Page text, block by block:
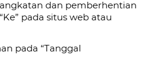
dan pemberhentian
pada situs web atau
pada “Tanggal